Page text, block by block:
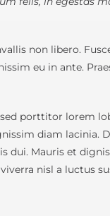
non libero.
eu in ante.
porttitor lorem
diam lacinia.
dui. Mauris et
nisl a luctus